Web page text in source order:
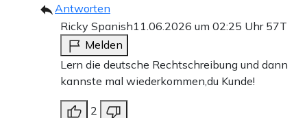
Antworten
Ricky Spanish11.06.2026 um 02:25 Uhr 57T
Melden
Lern die deutsche Rechtschreibung und dann
kannste mal wiederkommen,du Kunde!
2